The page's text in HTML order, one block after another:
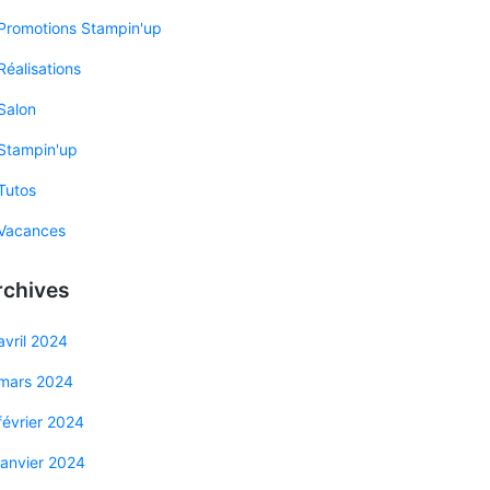
Stampin'up
2024
2024
2024
2024